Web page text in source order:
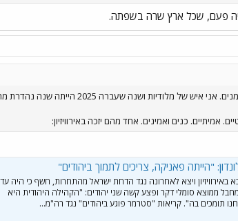
פעם, שכל ארץ שרה בשפתה.
טוב אז השנה 2026 ולדעתי מדובר באיר'
כנים ואמינים. אחד מהם יזכה באירוויזיון:
"הייתה פאניקה, צריכים לתמוך ביהודים"
בחודש הבא באירוויזיון ויצא לאחרונה נגד הדחת ישראל מהתחרות, חשף כי היה עד
ממוצא סומלי דקר ופצע קשה שני יהודים: "הקהילה היהודית היא
תומכים בה". קריאות "סטרמר פוגע ביהודים" נגד רה"מ...